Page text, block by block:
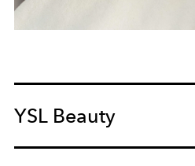
YSL Beauty